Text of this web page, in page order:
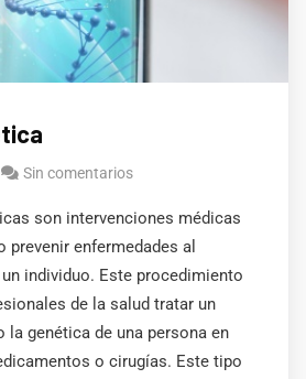
Sin comentarios
son intervenciones médicas
prevenir enfermedades al
individuo. Este procedimiento
de la salud tratar un
la genética de una persona en
o cirugías. Este tipo